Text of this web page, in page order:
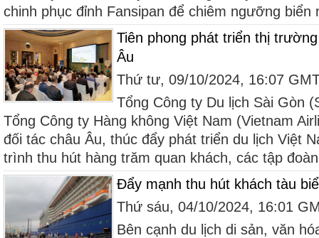
chinh phục đỉnh Fansipan để chiêm ngưỡng biển
Tiên phong phát triển thị
Âu
Thứ tư, 09/10/2024, 16:07
Tổng Công ty Du lịch Sài Gòn
Tổng Công ty Hàng không Việt Nam (Vietnam
đối tác châu Âu, thúc đẩy phát triển du lịch Việt
trình thu hút hàng trăm quan khách, các tập
Đẩy mạnh thu hút khách tàu
Thứ sáu, 04/10/2024, 16:01
Bên cạnh du lịch di sản, văn